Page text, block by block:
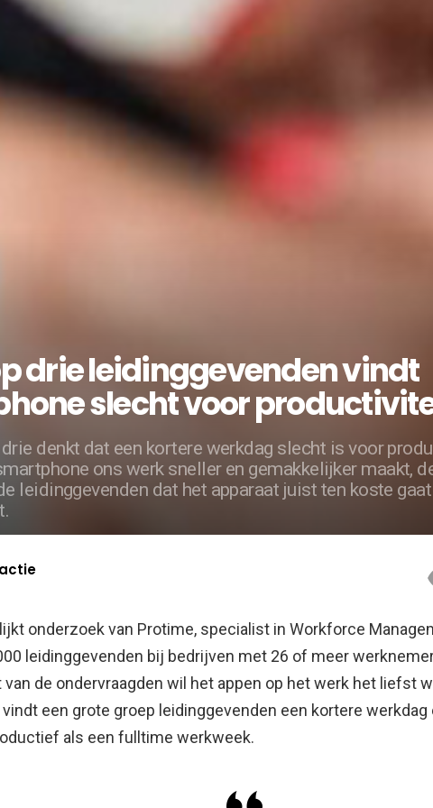
drie leidinggevenden vindt
slecht voor
drie denkt dat een kortere werkdag slecht is voor
ons werk sneller en gemakkelijker maakt,
leidinggevenden dat het apparaat juist ten koste
onderzoek van Protime, specialist in Workforce
leidinggevenden bij bedrijven met 26 of meer
van de ondervraagden wil het appen op het werk het liefst
een grote groep leidinggevenden een kortere
als een fulltime werkweek.